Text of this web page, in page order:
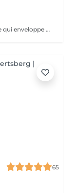
L'Abhyanga est un massage à l'huile chaude qui enveloppe tout le corps. Au fil des gestes lents et continus, le corps se relâche, la respiration s'apaise, l'énergie circule à nouveau. C'est un moment où tout se dépose, où le système nerveux se calme et où l'on retrouve une sensation d'unité. Le Shirodhara prolonge ce voyage intérieur. Un filet d'huile chaude coule doucement sur le front, comme une invitation à lâcher le mental. Les pensées se posent, le stress se dissout, un calme profond s'installe, presque méditatif. Ensemble, Abhyanga et Shirodhara créent un soin de 2 h où le corps se détend, le corps se relâche et l'esprit retrouve de la clarté. Une expérience douce, rééquilibrante et profondément régénérante. Prévoir une serviette, tissus pour le retour, veillez a ne pas s'alimenter juste avant, Idéalement c'est un soin qui se pratique le soir
65